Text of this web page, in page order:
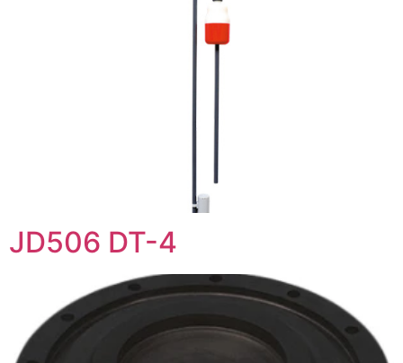
JD506 DT-4